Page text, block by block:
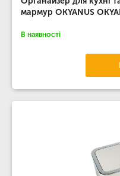
мармур OKYANUS
В наявності